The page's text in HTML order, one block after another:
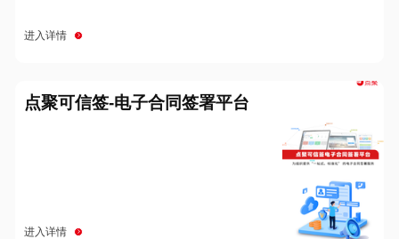
进入详情
点聚可信签-电子合同签署平台
进入详情